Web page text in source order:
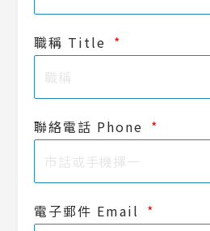
職稱 Title
聯絡電話 Phone
電子郵件 Email